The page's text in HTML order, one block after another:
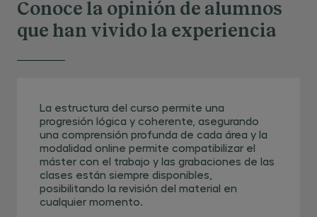
Conoce la opinión de alumnos
que han vivido la experiencia
La estructura del curso permite una
progresión lógica y coherente, asegurando
una comprensión profunda de cada área y la
modalidad online permite compatibilizar el
máster con el trabajo y las grabaciones de las
clases están siempre disponibles,
posibilitando la revisión del material en
cualquier momento.